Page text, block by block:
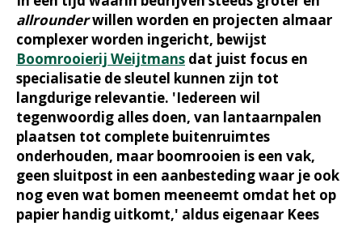
allrounderwillen worden en projecten almaar
complexer worden ingericht, bewijst
Boomrooierij Weijtmans dat juist focus en
specialisatie de sleutel kunnen zijn tot
langdurige relevantie. 'Iedereen wil
tegenwoordig alles doen, van lantaarnpalen
plaatsen tot complete buitenruimtes
onderhouden, maar boomrooien is een vak,
geen sluitpost in een aanbesteding waar je ook
nog even wat bomen meeneemt omdat het op
papier handig uitkomt,' aldus eigenaar Kees